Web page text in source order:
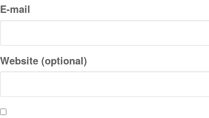
E-mail
Website (optional)